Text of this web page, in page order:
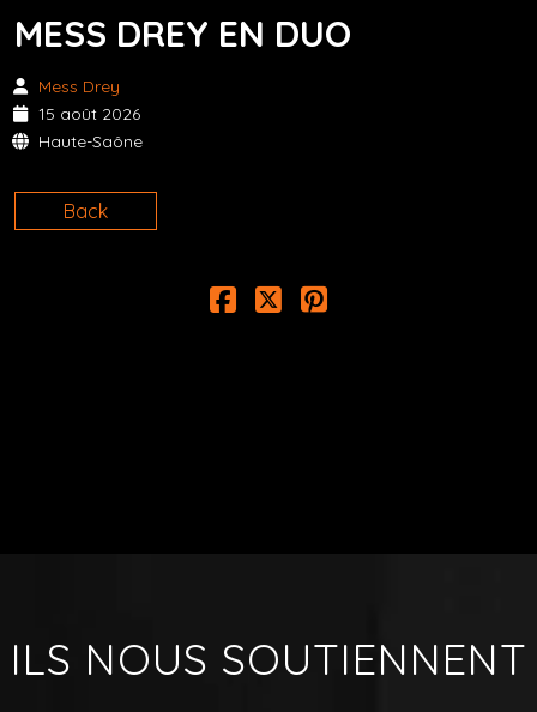
MESS DREY EN DUO
Mess Drey
15 août 2026
Haute-Saône
Back
ILS NOUS SOUTIENNENT